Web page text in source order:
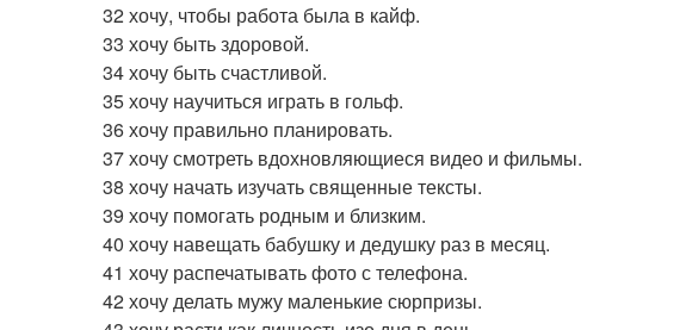
32 хочу, чтобы работа была в кайф.
33 хочу быть здоровой.
34 хочу быть счастливой.
35 хочу научиться играть в гольф.
36 хочу правильно планировать.
37 хочу смотреть вдохновляющиеся видео и фильмы.
38 хочу начать изучать священные тексты.
39 хочу помогать родным и близким.
40 хочу навещать бабушку и дедушку раз в месяц.
41 хочу распечатывать фото с телефона.
42 хочу делать мужу маленькие сюрпризы.